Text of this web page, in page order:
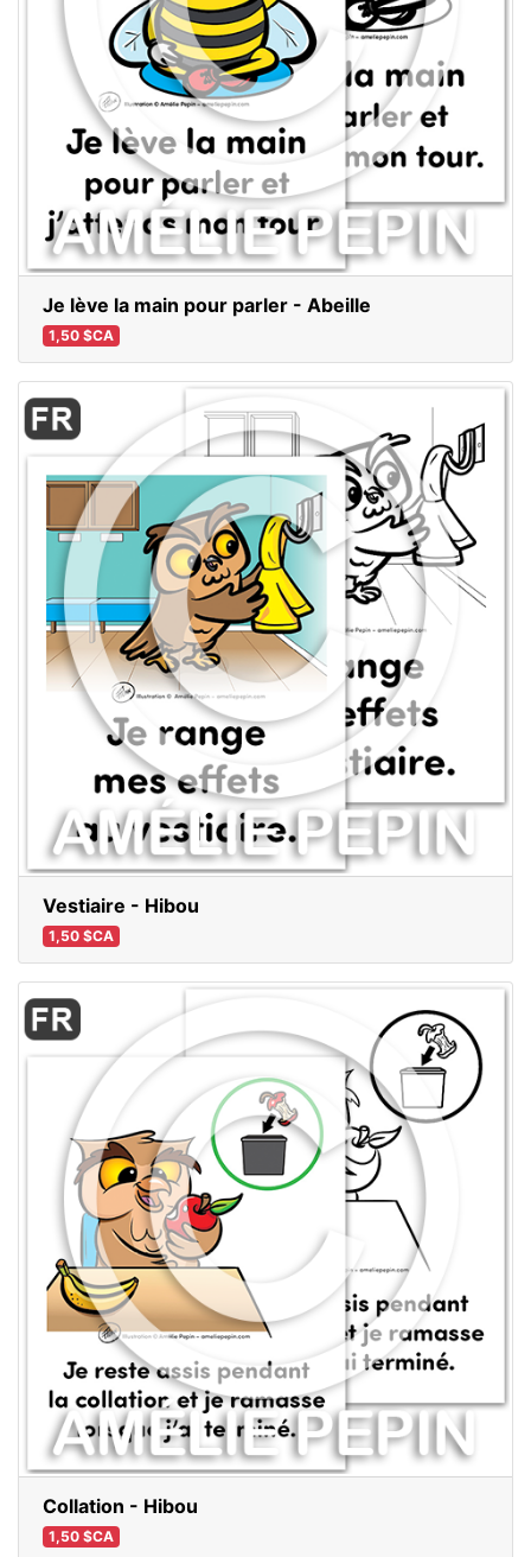
Je lève la main pour parler - Abeille
1,50 $CA
Vestiaire - Hibou
1,50 $CA
Collation - Hibou
1,50 $CA